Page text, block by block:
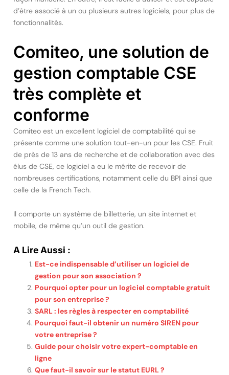
d’être associé à un ou plusieurs autres logiciels, pour plus de
fonctionnalités.
Comiteo, une solution de
gestion comptable CSE
très complète et
conforme
Comiteo est un excellent logiciel de comptabilité qui se
présente comme une solution tout-en-un pour les CSE. Fruit
de près de 13 ans de recherche et de collaboration avec des
élus de CSE, ce logiciel a eu le mérite de recevoir de
nombreuses certifications, notamment celle du BPI ainsi que
celle de la French Tech.
Il comporte un système de billetterie, un site internet et
mobile, de même qu’un outil de gestion.
A Lire Aussi :
Est-ce indispensable d’utiliser un logiciel de
gestion pour son association ?
Pourquoi opter pour un logiciel comptable gratuit
pour son entreprise ?
SARL : les règles à respecter en comptabilité
Pourquoi faut-il obtenir un numéro SIREN pour
votre entreprise ?
Guide pour choisir votre expert-comptable en
ligne
Que faut-il savoir sur le statut EURL ?